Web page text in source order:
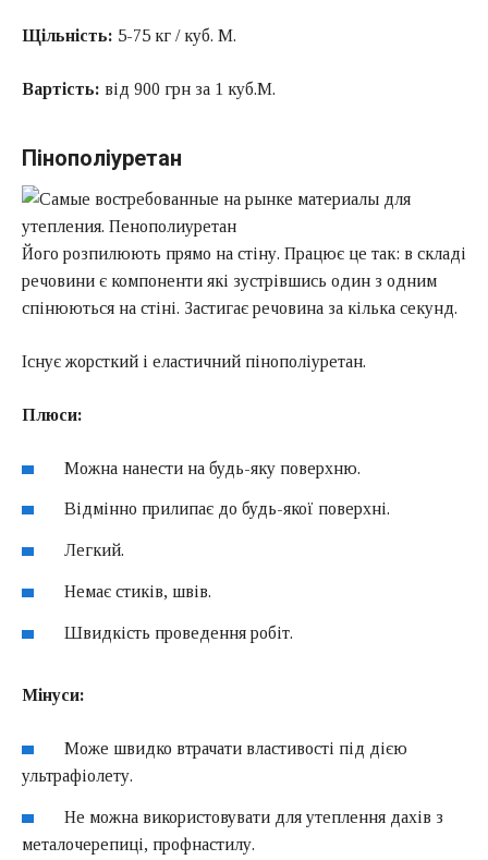
Щільність: 5-75 кг / куб. М.
Вартість: від 900 грн за 1 куб.М.
Пінополіуретан
Його розпилюють прямо на стіну. Працює це так: в складі
речовини є компоненти які зустрівшись один з одним
спінюються на стіні. Застигає речовина за кілька секунд.
Існує жорсткий і еластичний пінополіуретан.
Плюси:
Можна нанести на будь-яку поверхню.
Відмінно прилипає до будь-якої поверхні.
Легкий.
Немає стиків, швів.
Швидкість проведення робіт.
Мінуси:
Може швидко втрачати властивості під дією
ультрафіолету.
Не можна використовувати для утеплення дахів з
металочерепиці, профнастилу.